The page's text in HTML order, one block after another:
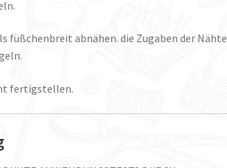
füßchenbreit abnähen. die Zugaben der Nähte
fertigstellen.